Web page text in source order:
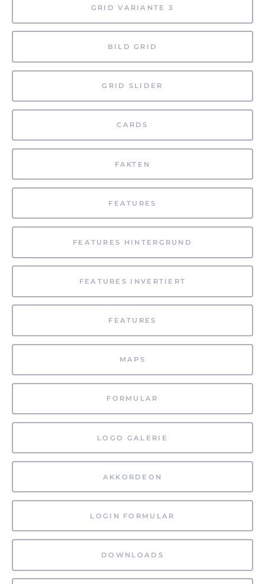
GRID VARIANTE 3
BILD GRID
GRID SLIDER
CARDS
FAKTEN
FEATURES
FEATURES HINTERGRUND
FEATURES INVERTIERT
FEATURES
MAPS
FORMULAR
LOGO GALERIE
AKKORDEON
LOGIN FORMULAR
DOWNLOADS